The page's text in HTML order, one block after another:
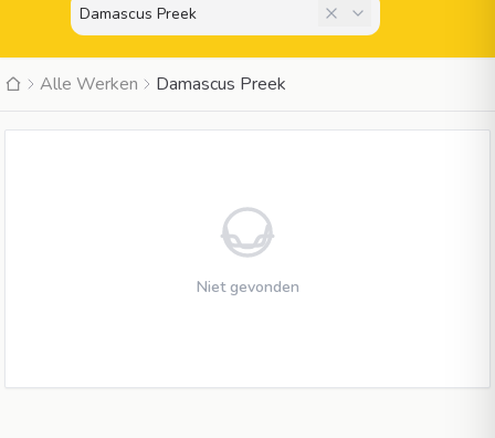
Alle Werken Damascus Preek
Niet gevonden